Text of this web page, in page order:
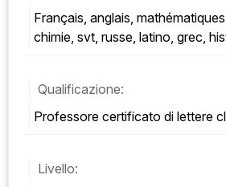
Français, anglais,
chimie, svt, russe, latino, grec,
Qualificazione:
Professore certificato di lettere
Livello: